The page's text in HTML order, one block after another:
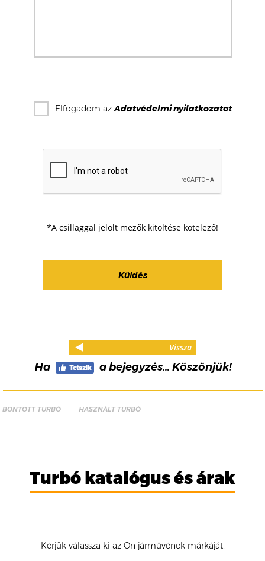
Elfogadom azAdatvédelmi nyilatkozatot
*A csillaggal jelölt mezők kitöltése kötelező!
Vissza
Ha a bejegyzés... Köszönjük!
BONTOTT TURBÓ HASZNÁLT TURBÓ
Turbó katalógus és árak
Kérjük válassza ki az Ön járművének márkáját!